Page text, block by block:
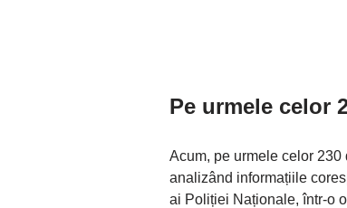
Pe urmele celor
Acum, pe urmele celor
analizând informațiile
ai Poliției Naționale, într-o